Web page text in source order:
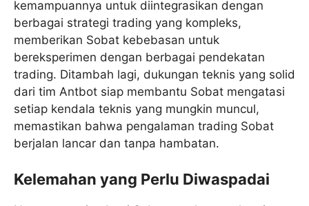
kemampuannya untuk diintegrasikan dengan
berbagai strategi trading yang kompleks,
memberikan Sobat kebebasan untuk
bereksperimen dengan berbagai pendekatan
trading. Ditambah lagi, dukungan teknis yang solid
dari tim Antbot siap membantu Sobat mengatasi
setiap kendala teknis yang mungkin muncul,
memastikan bahwa pengalaman trading Sobat
berjalan lancar dan tanpa hambatan.
Kelemahan yang Perlu Diwaspadai